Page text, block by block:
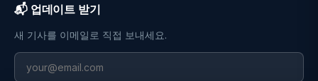
📬 업데이트 받기
새 기사를 이메일로 직접 보내세요.